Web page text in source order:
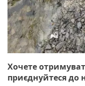
Хочете
приєднуйтеся до